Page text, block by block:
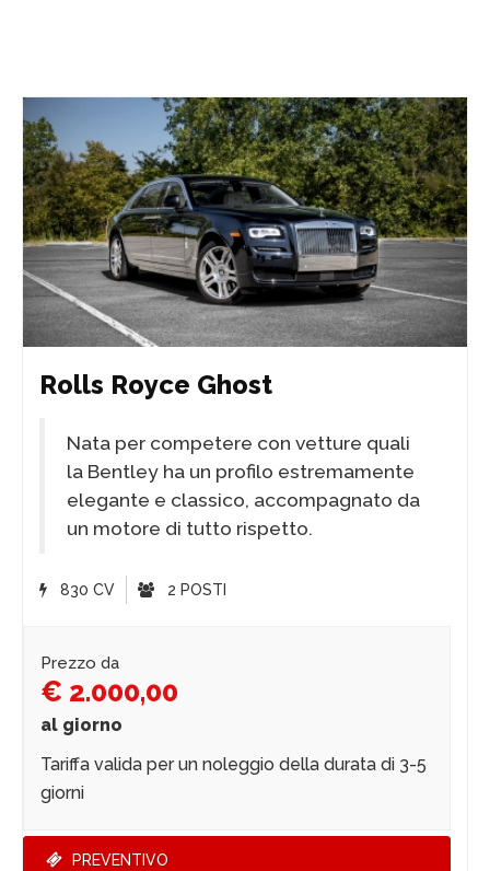
Rolls Royce Ghost
Nata per competere con vetture quali
la Bentley ha un profilo estremamente
elegante e classico, accompagnato da
un motore di tutto rispetto.
830 CV 2 POSTI
Prezzo da
€ 2.000,00
al giorno
Tariffa valida per un noleggio della durata di 3-5
giorni
PREVENTIVO